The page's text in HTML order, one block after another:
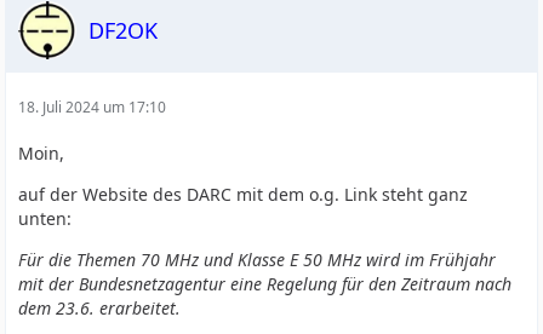
DF2OK
18. Juli 2024 um 17:10
Moin,
auf der Website des DARC mit dem o.g. Link steht ganz
unten:
Für die Themen 70 MHz und Klasse E 50 MHz wird im Frühjahr
mit der Bundesnetzagentur eine Regelung für den Zeitraum nach
dem 23.6. erarbeitet.